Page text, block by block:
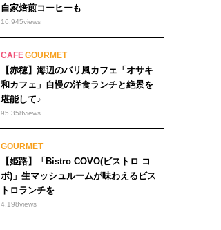
自家焙煎コーヒーも
16,945views
CAFEGOURMET
【赤穂】海辺のバリ風カフェ「オサキ
和カフェ」自慢の洋食ランチと絶景を
堪能して♪
95,358views
GOURMET
【姫路】「Bistro COVO(ビストロ コ
ボ)」生マッシュルームが味わえるビス
トロランチを
4,198views